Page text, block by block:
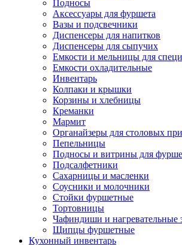
Подносы
Аксессуары для фуршета
Вазы и подсвечники
Диспенсеры для напитков
Диспенсеры для сыпучих
Емкости и мельницы для
Емкости охладительные
Инвентарь
Колпаки и крышки
Корзины и хлебницы
Креманки
Мармит
Органайзеры для столовых
Пепельницы
Подносы и витрины для
Подсалфетники
Сахарницы и масленки
Соусники и молочники
Стойки фуршетные
Тортовницы
Чафиндиши и нагревательные
Щипцы фуршетные
Кухонный инвентарь